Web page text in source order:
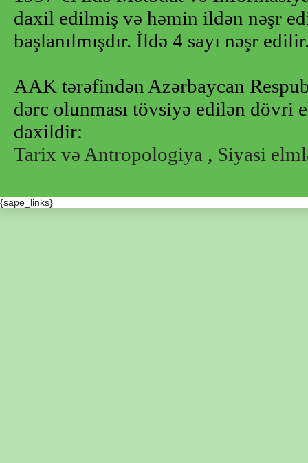
daxil edilmiş və həmin ildən nəşr
başlanılmışdır. İldə 4 sayı nəşr
AAK tərəfindən Azərbaycan
dərc olunması tövsiyə edilən dövri
daxildir:
Tarix və Antropologiya , Siyasi
{sape_links}